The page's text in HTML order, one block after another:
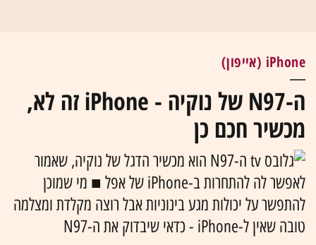
iPhone (אייפון)
ה-N97 של נוקיה - iPhone זה לא,
מכשיר חכם כן
ה-N97 הוא מכשיר הדגל של נוקיה, שאמור
לאפשר לה להתחרות ב-iPhone של אפל ■ מי שמוכן
להתפשר על יכולות מגע בינוניות אבל רוצה מקלדת ומצלמה
טובה שאין ל-iPhone - כדאי שיבדוק את ה-N97